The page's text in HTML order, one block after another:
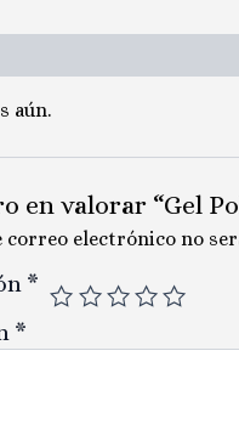
aún.
en valorar “Gel
correo electrónico no
*
*